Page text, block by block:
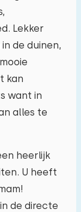
Lekker
de duinen,
kan
want in
alles te
heerlijk
U heeft
de directe